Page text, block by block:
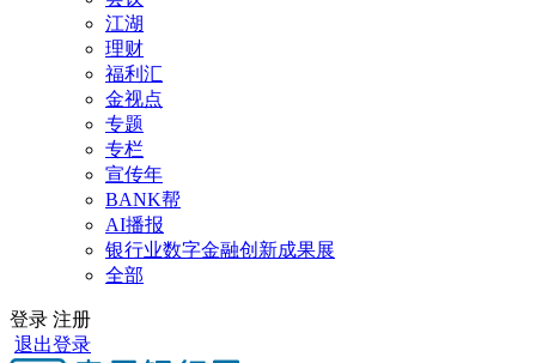
江湖
理财
福利汇
金视点
专题
专栏
宣传年
BANK帮
AI播报
银行业数字金融创新成果展
全部
登录 注册
退出登录